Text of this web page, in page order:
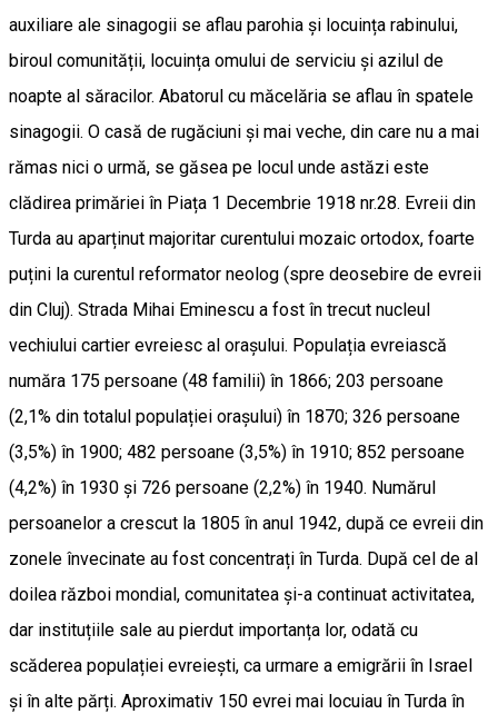
auxiliare ale sinagogii se aflau parohia și locuința rabinului,
biroul comunității, locuința omului de serviciu și azilul de
noapte al săracilor. Abatorul cu măcelăria se aflau în spatele
sinagogii. O casă de rugăciuni și mai veche, din care nu a mai
rămas nici o urmă, se găsea pe locul unde astăzi este
clădirea primăriei în Piața 1 Decembrie 1918 nr.28. Evreii din
Turda au aparținut majoritar curentului mozaic ortodox, foarte
puțini la curentul reformator neolog (spre deosebire de evreii
din Cluj). Strada Mihai Eminescu a fost în trecut nucleul
vechiului cartier evreiesc al orașului. Populația evreiască
număra 175 persoane (48 familii) în 1866; 203 persoane
(2,1% din totalul populației orașului) în 1870; 326 persoane
(3,5%) în 1900; 482 persoane (3,5%) în 1910; 852 persoane
(4,2%) în 1930 și 726 persoane (2,2%) în 1940. Numărul
persoanelor a crescut la 1805 în anul 1942, după ce evreii din
zonele învecinate au fost concentrați în Turda. După cel de al
doilea război mondial, comunitatea și-a continuat activitatea,
dar instituțiile sale au pierdut importanța lor, odată cu
scăderea populației evreiești, ca urmare a emigrării în Israel
și în alte părți. Aproximativ 150 evrei mai locuiau în Turda în